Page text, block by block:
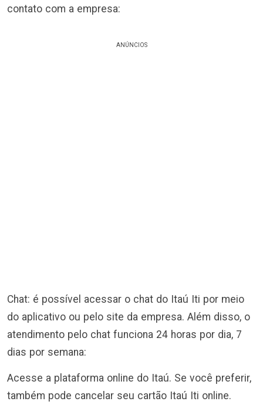
contato com a empresa:
ANÚNCIOS
Chat: é possível acessar o chat do Itaú Iti por meio
do aplicativo ou pelo site da empresa. Além disso, o
atendimento pelo chat funciona 24 horas por dia, 7
dias por semana:
Acesse a plataforma online do Itaú. Se você preferir,
também pode cancelar seu cartão Itaú Iti online.